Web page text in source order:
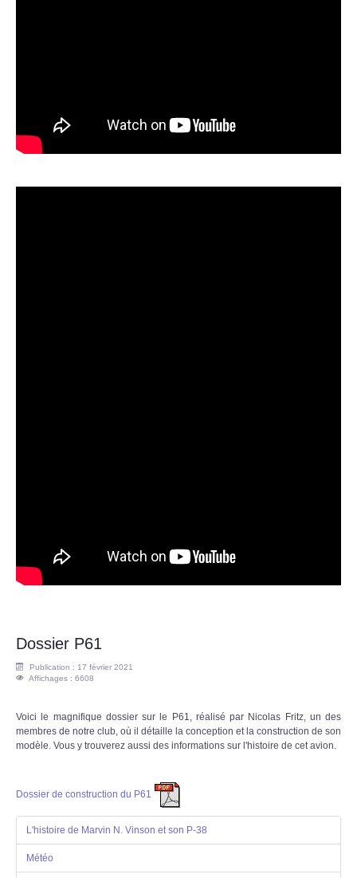
Dossier P61
Publication : 17 février 2021
Affichages : 6608
Voici le magnifique dossier sur le P61, réalisé par Nicolas Fritz, un des
membres de notre club, où il détaille la conception et la construction de son
modèle. Vous y trouverez aussi des informations sur l'histoire de cet avion.
Dossier de construction du P61
L'histoire de Marvin N. Vinson et son P-38
Météo